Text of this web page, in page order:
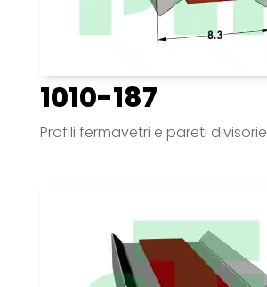
1010-187
Profili fermavetri e pareti divisorie